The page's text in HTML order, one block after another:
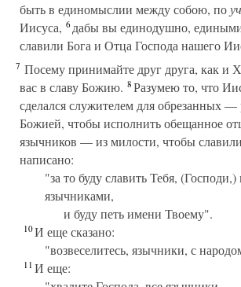
быть в единомыслии между собою, по
Иисуса, 6дабы вы единодушно,
славили Бога и Отца Господа нашего
7 Посему принимайте друг друга, как и
вас в славу Божию. 8Разумею то, что
сделался служителем для обрезанных
Божией, чтобы исполнить обещанное
язычников — из милости, чтобы
написано:
"за то буду славить Тебя,
язычниками,
и буду петь имени Твоему".
10И еще сказано:
"возвеселитесь, язычники, с
11И еще: